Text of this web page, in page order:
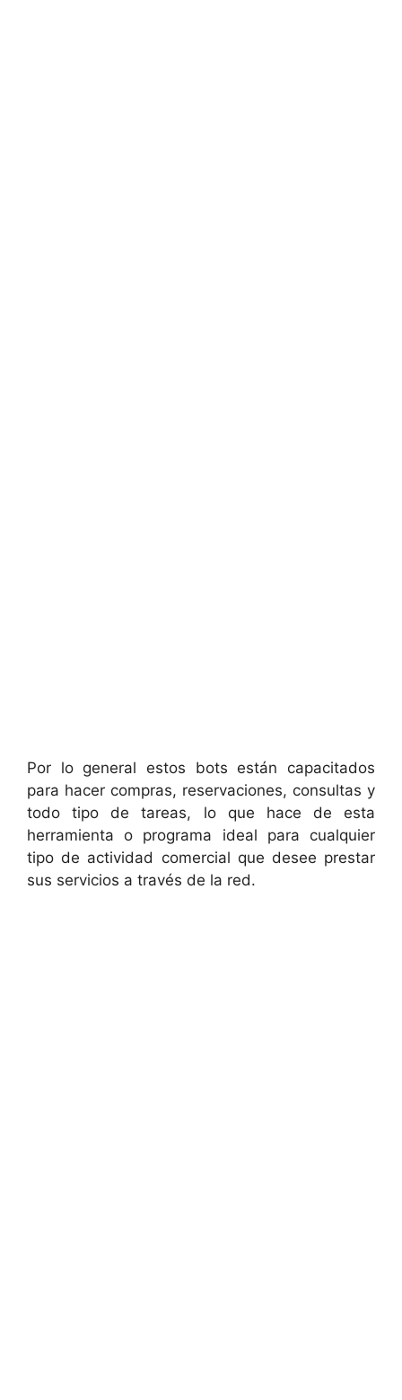
Por lo general estos bots están capacitados
para hacer compras, reservaciones, consultas y
todo tipo de tareas, lo que hace de esta
herramienta o programa ideal para cualquier
tipo de actividad comercial que desee prestar
sus servicios a través de la red.